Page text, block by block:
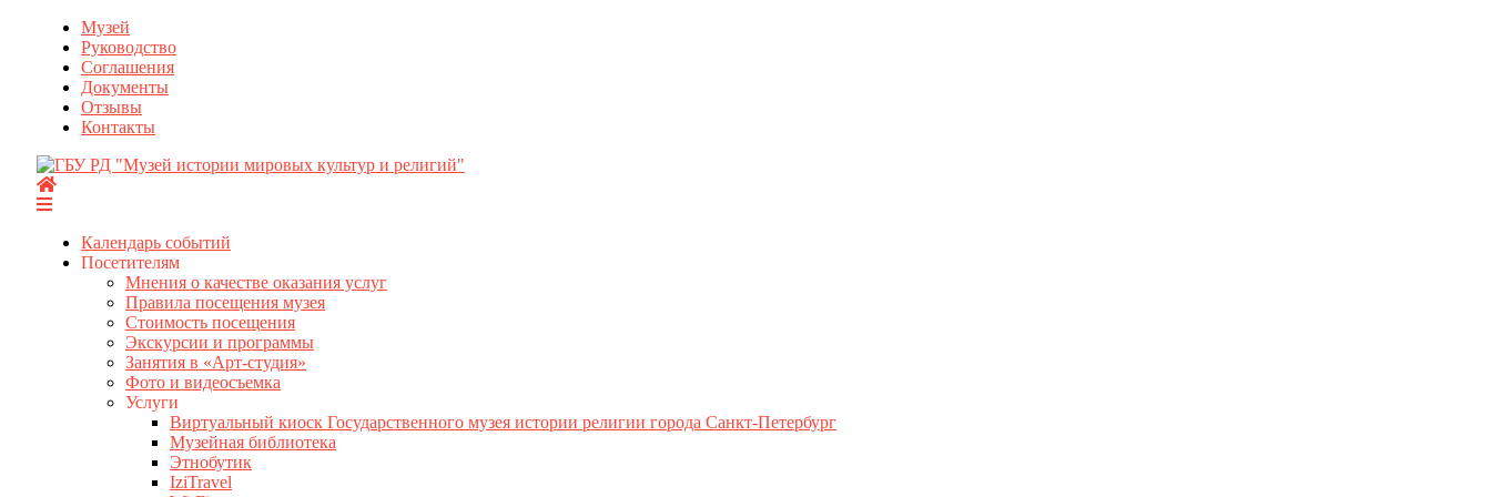
Перейти
содержимому
Музей
Руководство
Соглашения
Документы
Отзывы
Контакты
Календарь событий
Посетителям
Мнения о качестве оказания услуг
Правила посещения музея
Стоимость посещения
Экскурсии и программы
Занятия в «Арт-студия»
Фото и видеосъемка
Услуги
Виртуальный киоск Государственного музея истории религии города Санкт-Петербург
Музейная библиотека
Этнобутик
IziTravel